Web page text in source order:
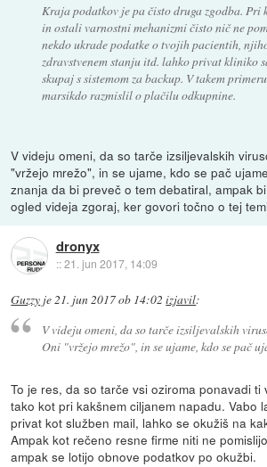
Kraja podatkov je pa čisto druga zgodba. Pri
in ostali varnostni mehanizmi čisto nič ne
nekdo ukrade podatke o tvojih pacientih,
zdravstvenem stanju itd. lahko privat kliniko
skupaj s sistemom za backup. V takem
marsikdo razmislil o plačilu odkupnine.
V videju omeni, da so tarče izsiljevalskih
"vržejo mrežo", in se ujame, kdo se pač
znanja da bi preveč o tem debatiral, ampak
ogled videja zgoraj, ker govori točno o tej
dronyx
::21. jun 2017, 14:09
Guzzy je21. jun 2017 ob 14:02 izjavil:
V videju omeni, da so tarče izsiljevalskih
Oni "vržejo mrežo", in se ujame, kdo se pač
To je res, da so tarče vsi oziroma ponavadi ti
tako kot pri kakšnem ciljanem napadu. Vabo
privat kot služben mail, lahko se okužiš na
Ampak kot rečeno resne firme niti ne
ampak se lotijo obnove podatkov po okužbi.